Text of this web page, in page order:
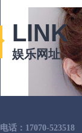
LINK
娱乐网址
电话：17070-523518